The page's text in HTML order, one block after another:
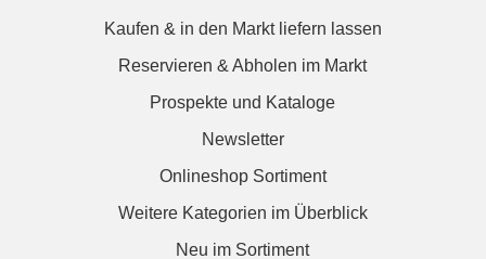
Kaufen & in den Markt liefern lassen
Reservieren & Abholen im Markt
Prospekte und Kataloge
Newsletter
Onlineshop Sortiment
Weitere Kategorien im Überblick
Neu im Sortiment